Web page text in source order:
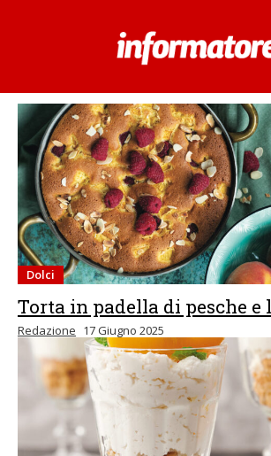
Dolci
Torta in padella di pesche e
Redazione 17 Giugno 2025